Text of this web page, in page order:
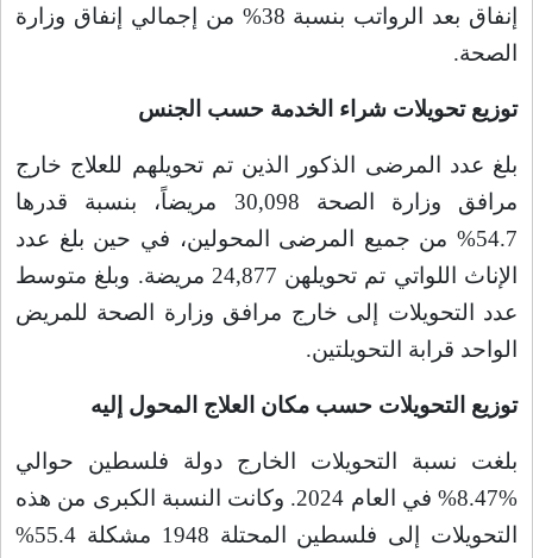
إنفاق بعد الرواتب بنسبة 38% من إجمالي إنفاق وزارة
الصحة.
توزيع تحويلات شراء الخدمة حسب الجنس
بلغ عدد المرضى الذكور الذين تم تحويلهم للعلاج خارج
مرافق وزارة الصحة 30,098 مريضاً، بنسبة قدرها
54.7% من جميع المرضى المحولين، في حين بلغ عدد
الإناث اللواتي تم تحويلهن 24,877 مريضة. وبلغ متوسط
عدد التحويلات إلى خارج مرافق وزارة الصحة للمريض
الواحد قرابة التحويلتين.
توزيع التحويلات حسب مكان العلاج المحول إليه
بلغت نسبة التحويلات الخارج دولة فلسطين حوالي
%8.47% في العام 2024. وكانت النسبة الكبرى من هذه
التحويلات إلى فلسطين المحتلة 1948 مشكلة 55.4%